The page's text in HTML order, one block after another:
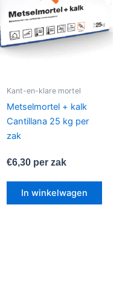
Kant-en-klare mortel
Metselmortel + kalk
Cantillana 25 kg per
zak
€6,30per zak
In winkelwagen